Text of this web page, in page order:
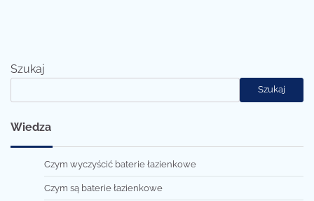
Szukaj
Szukaj
Wiedza
Czym wyczyścić baterie łazienkowe
Czym są baterie łazienkowe